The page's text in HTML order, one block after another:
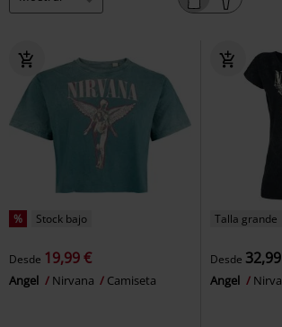
% Stock bajo
Desde 19,99 €
Angel Nirvana Camiseta
Talla grande
Desde
Angel